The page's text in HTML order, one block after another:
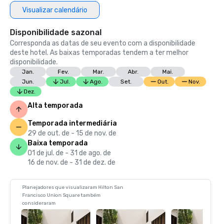
Visualizar calendário
Disponibilidade sazonal
Corresponda as datas de seu evento com a disponibilidade
deste hotel. As baixas temporadas tendem a ter melhor
disponibilidade.
Jan. Fev. Mar. Abr.
Mai.
Jun.
Jul. Ago. Set. Out.
Nov.
Dez.
Alta temporada
Temporada intermediária
29 de out. de - 15 de nov. de
Baixa temporada
01 de jul. de - 31 de ago. de
16 de nov. de - 31 de dez. de
Planejadores que visualizaram Hilton San
Francisco Union Square também
consideraram